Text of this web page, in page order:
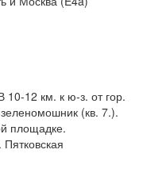
10-12 км. к ю-з. от гор.
(кв. 7.).
площадке.